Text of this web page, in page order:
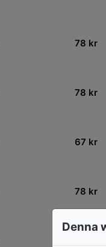
78 kr
78 kr
67 kr
78 kr
Denna